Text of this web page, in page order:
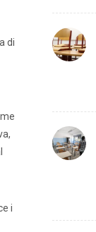
di
i